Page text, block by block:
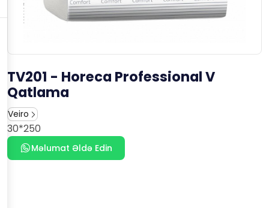
TV201 - Horeca Professional V
Qatlama
Veiro
30*250
Məlumat Əldə Edin